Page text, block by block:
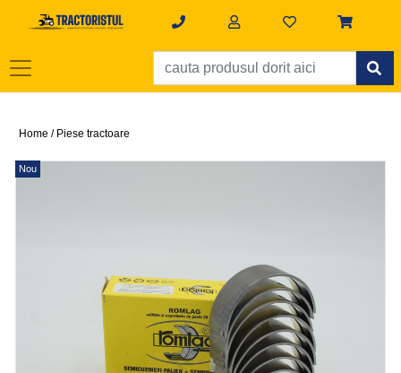
Home / Piese tractoare
Nou